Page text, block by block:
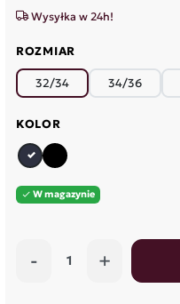
Wysyłka w 24h!
ROZMIAR
32/34 34/36
KOLOR
granatowy
czarny
 W magazynie
- +